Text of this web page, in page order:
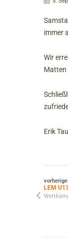
immer
Wir
Matten
Erik
LEM